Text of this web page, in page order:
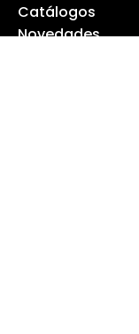
Catálogos
Novedades